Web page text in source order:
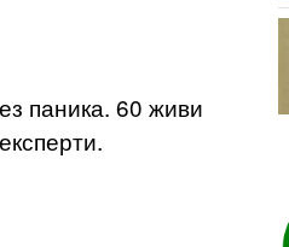
паника. 60 живи